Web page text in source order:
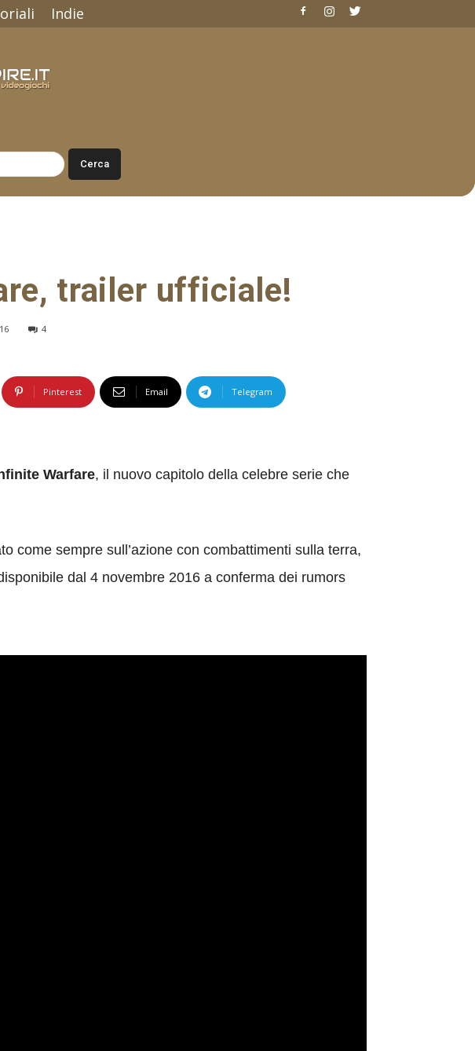
Indie
trailer ufficiale!
4
Pinterest Email Telegram
Warfare, il nuovo capitolo della celebre serie che
come sempre sull’azione con combattimenti sulla terra,
dal 4 novembre 2016 a conferma dei rumors